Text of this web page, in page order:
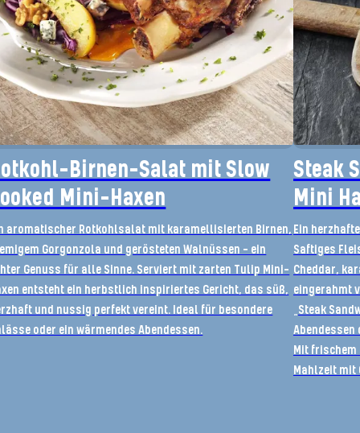
Birnen-Salat mit Slow
Mini-Haxen
aromatischer Rotkohlsalat mit karamellisierten Birnen,
Gorgonzola und gerösteten Walnüssen – ein
Genuss für alle Sinne. Serviert mit zarten Tulip Mini-
entsteht ein herbstlich inspiriertes Gericht, das süß,
und nussig perfekt vereint. Ideal für besondere
oder ein wärmendes Abendessen.
Steak
Mini
Ein
Saftiges
Cheddar,
eingerahmt
„Steak
Abendessen
Mit
Mahlzeit mit